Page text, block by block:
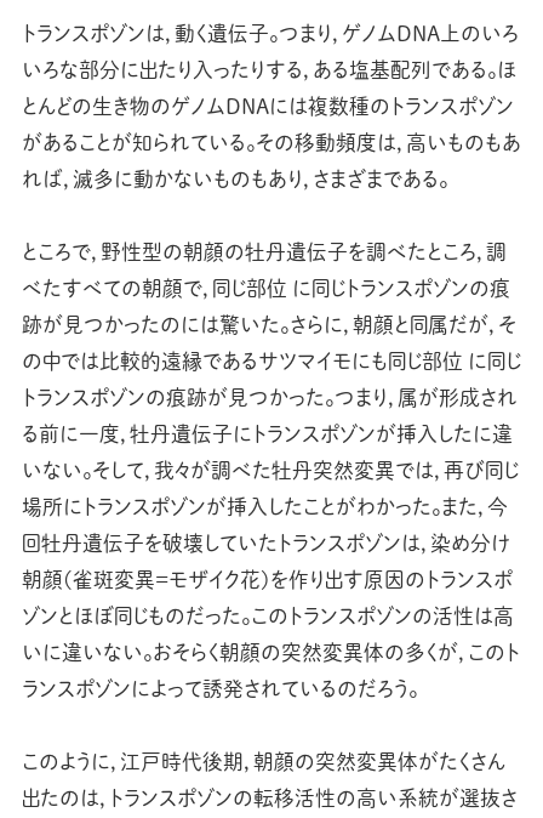
トランスポゾンは，動く遺伝子。つまり，ゲノムＤＮＡ上のいろ
いろな部分に出たり入ったりする，ある塩基配列である。ほ
とんどの生き物のゲノムＤＮＡには複数種のトランスポゾン
があることが知られている。その移動頻度は，高いものもあ
れば，滅多に動かないものもあり，さまざまである。
ところで，野性型の朝顔の牡丹遺伝子を調べたところ，調
べたすべての朝顔で，同じ部位 に同じトランスポゾンの痕
跡が見つかったのには驚いた。さらに，朝顔と同属だが，そ
の中では比較的遠縁であるサツマイモにも同じ部位 に同じ
トランスポゾンの痕跡が見つかった。つまり，属が形成され
る前に一度，牡丹遺伝子にトランスポゾンが挿入したに違
いない。そして，我々が調べた牡丹突然変異では，再び同じ
場所にトランスポゾンが挿入したことがわかった。また，今
回牡丹遺伝子を破壊していたトランスポゾンは，染め分け
朝顔(雀斑変異＝モザイク花)を作り出す原因のトランスポ
ゾンとほぼ同じものだった。このトランスポゾンの活性は高
いに違いない。おそらく朝顔の突然変異体の多くが，このト
ランスポゾンによって誘発されているのだろう。
このように，江戸時代後期，朝顔の突然変異体がたくさん
出たのは，トランスポゾンの転移活性の高い系統が選抜さ